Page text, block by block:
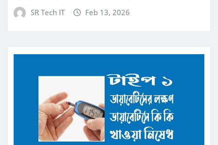
SR Tech IT Feb 13, 2026